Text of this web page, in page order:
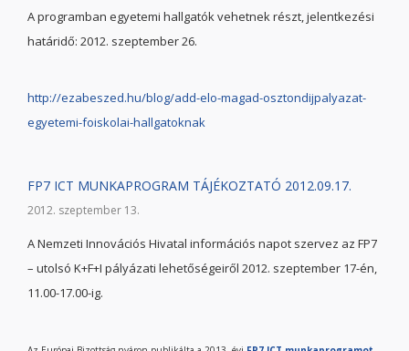
A programban egyetemi hallgatók vehetnek részt, jelentkezési
határidő: 2012. szeptember 26.
http://ezabeszed.hu/blog/add-elo-magad-osztondijpalyazat-
egyetemi-foiskolai-hallgatoknak
FP7 ICT MUNKAPROGRAM TÁJÉKOZTATÓ 2012.09.17.
2012. szeptember 13.
A Nemzeti Innovációs Hivatal információs napot szervez az FP7
– utolsó K+F+I pályázati lehetőségeiről 2012. szeptember 17-én,
11.00-17.00-ig.